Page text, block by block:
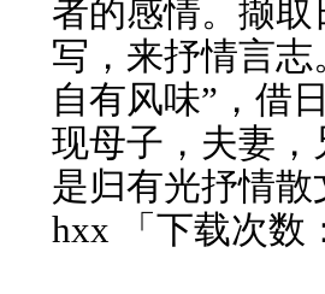
者的感情。撷
写，来抒情言
自有风味”，借
现母子，夫妻
是归有光抒情
hxx 「下载次数